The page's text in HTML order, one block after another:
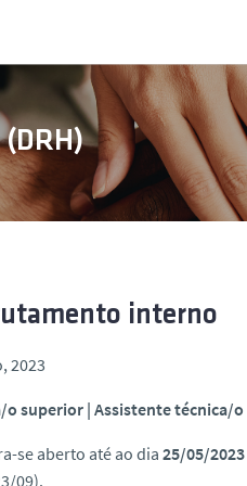
(DRH)
interno
2023
o superior | Assistente técnica/o
se aberto até ao dia 25/05/2023
09).